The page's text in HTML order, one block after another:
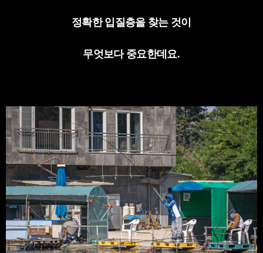
정확한 입질층을 찾는 것이
무엇보다 중요한데요.